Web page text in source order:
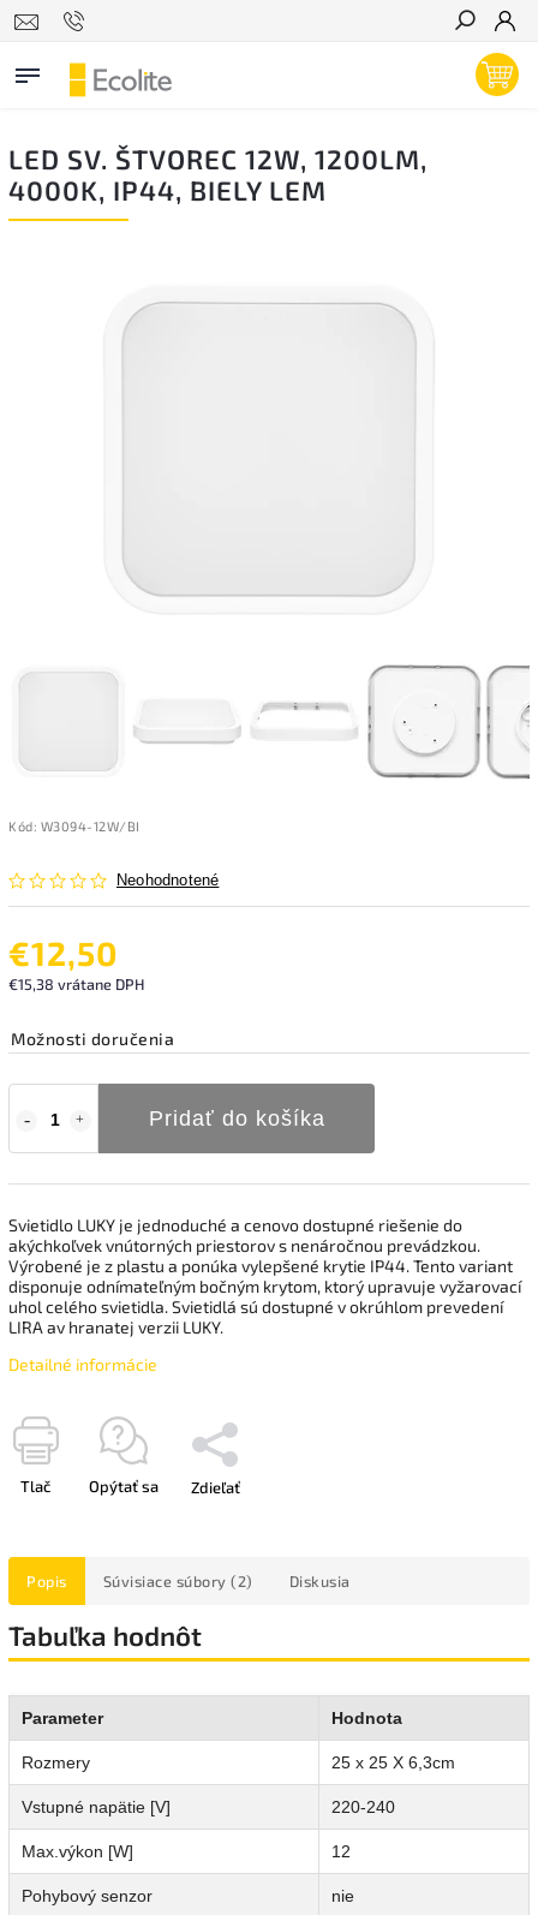
Hľadať
LED SV. ŠTVOREC 12W, 1200LM,
4000K, IP44, BIELY LEM
Kód: W3094-12W/BI
Neohodnotené
€12,50
€15,38 vrátane DPH
Možnosti doručenia
Pridať do košíka
Svietidlo LUKY je jednoduché a cenovo dostupné riešenie do
akýchkoľvek vnútorných priestorov s nenáročnou prevádzkou.
Výrobené je z plastu a ponúka vylepšené krytie IP44. Tento variant
disponuje odnímateľným bočným krytom, ktorý upravuje vyžarovací
uhol celého svietidla. Svietidlá sú dostupné v okrúhlom prevedení
LIRA av hranatej verzii LUKY.
Detailné informácie
Tlač Opýtať sa Zdieľať
Popis Súvisiace súbory (2) Diskusia
Tabuľka hodnôt
Parameter Hodnota
Rozmery 25 x 25 X 6,3cm
Vstupné napätie [V] 220-240
Max.výkon [W] 12
Pohybový senzor nie